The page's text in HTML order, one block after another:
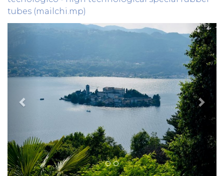
tubes (mailchi.mp)